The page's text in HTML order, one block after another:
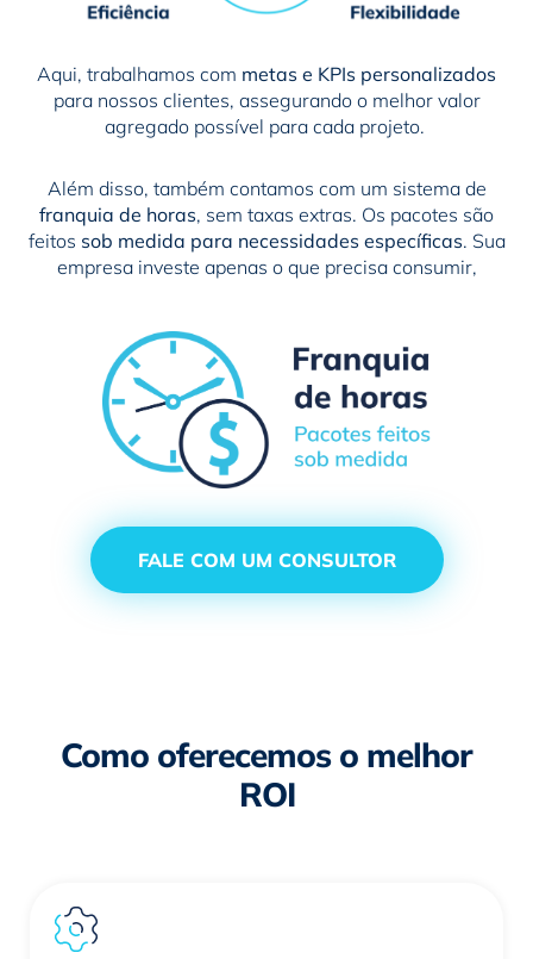
Aqui, trabalhamos com metas e KPIs personalizados
para nossos clientes, assegurando o melhor valor
agregado possível para cada projeto.
Além disso, também contamos com um sistema de
franquia de horas, sem taxas extras. Os pacotes são
feitos sob medida para necessidades específicas. Sua
empresa investe apenas o que precisa consumir,
FALE COM UM CONSULTOR
Como oferecemos o melhor
ROI